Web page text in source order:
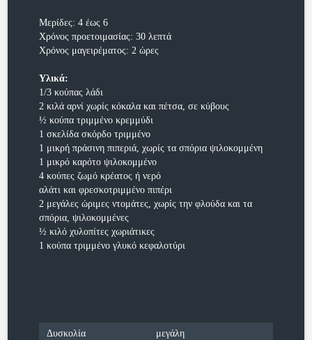
Μερίδες: 4 έως 6
Χρόνος προετοιμασίας: 30 λεπτά
Χρόνος μαγειρέματος: 2 ώρες
Υλικά:
1/3 κούπας λάδι
2 κιλά αρνί χωρίς κόκαλα και πέτσα, σε κύβους
½ κούπα τριμμένο κρεμμύδι
1 σκελίδα σκόρδο τριμμένο
1 μικρή πράσινη πιπεριά, χωρίς τα σπόρια ψιλοκομμένη
1 μικρό καρότο ψιλοκομμένο
4 κούπες ζωμό κρέατος ή νερό
αλάτι και φρεσκοτριμμένο πιπέρι
2 μεγάλες ώριμες ντομάτες, χωρίς την φλούδα και τα
σπόρια, ψιλοκομμένες
½ κιλό χυλοπίτες χωριάτικες
1 κούπα τριμμένο γλυκό κεφαλοτύρι
Δυσκολία
μεγάλη